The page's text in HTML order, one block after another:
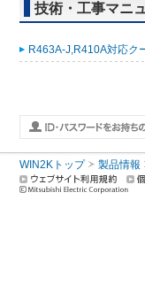
技術・工事マニ
R463A-J,R410A対応ク
WIN2Kトップ 製品情報